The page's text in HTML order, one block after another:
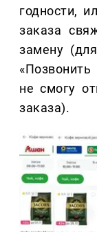
годности,
заказа
замену
не смогу
заказа).